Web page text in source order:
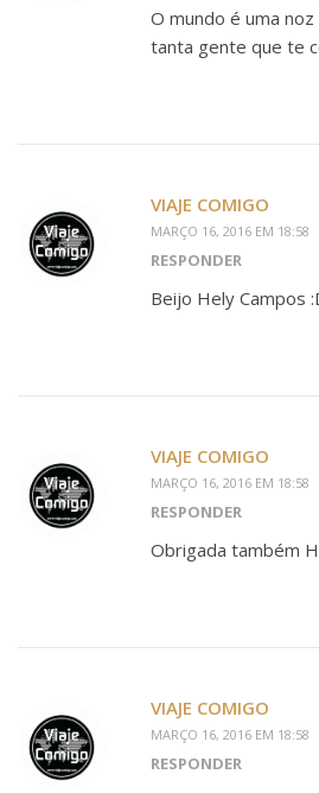
O mundo é uma noz
tanta gente que te
VIAJE COMIGO
MARÇO 16, 2016 EM 18:58
RESPONDER
Beijo Hely Campos
VIAJE COMIGO
MARÇO 16, 2016 EM 18:58
RESPONDER
Obrigada também
VIAJE COMIGO
MARÇO 16, 2016 EM 18:58
RESPONDER